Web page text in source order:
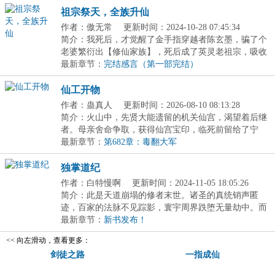
祖宗祭天，全族升仙
作者：傲无常
更新时间：2024-10-28 07:45:34
简介：我死后，才觉醒了金手指穿越者陈玄墨，骗了个
老婆繁衍出【修仙家族】，死后成了英灵老祖宗，吸收
紫...
最新章节： 完结感言（第一部完结）
仙工开物
作者：蛊真人
更新时间：2026-08-10 08:13:28
简介：火山中，先贤大能遗留的机关仙宫，渴望着后继
者。母亲舍命争取，获得仙宫宝印，临死前留给了宁
拙。...
最新章节： 第682章：毒翻大军
独掌道纪
作者：白特慢啊
更新时间：2024-11-05 18:05:26
简介：此是天道崩塌的修者末世。诸圣的真统销声匿
迹，百家的法脉不见踪影，寰宇周界跌堕无量劫中。而
在沉...
最新章节： 新书发布！
<< 向左滑动，查看更多：
剑徒之路
一指成仙